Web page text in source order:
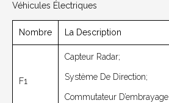
Véhicules Électriques
Nombre La Description
F1
Capteur Radar;
Système De Direction;
Commutateur D’embrayage.